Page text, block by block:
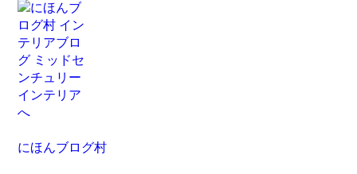
にほんブログ村